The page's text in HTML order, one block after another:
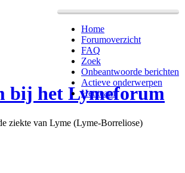
Home
Forumoverzicht
FAQ
Zoek
Onbeantwoorde berichten
Actieve onderwerpen
Het team
bij het Lymeforum
ziekte van Lyme (Lyme-Borreliose)